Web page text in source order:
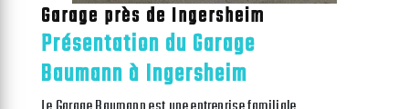
Garage près de Ingersheim
Présentation du Garage
Baumann à Ingersheim